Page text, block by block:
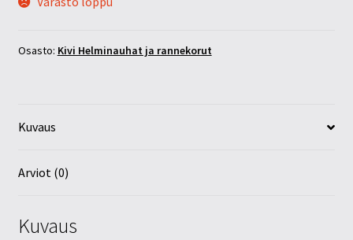
Osasto: Kivi Helminauhat ja rannekorut
Kuvaus
Arviot (0)
Kuvaus